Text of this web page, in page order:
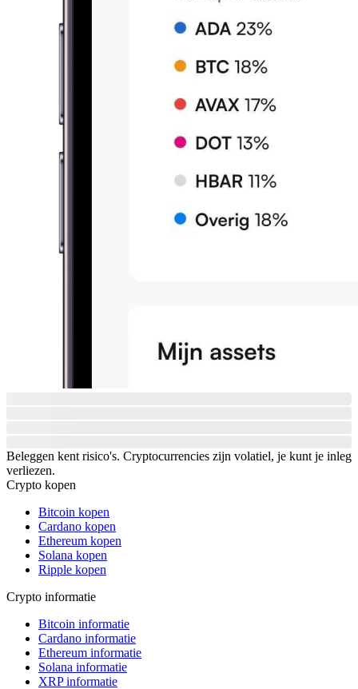
Beleggen kent risico's. Cryptocurrencies zijn volatiel, je kunt je inleg
verliezen.
Crypto kopen
Bitcoin kopen
Cardano kopen
Ethereum kopen
Solana kopen
Ripple kopen
Crypto informatie
Bitcoin informatie
Cardano informatie
Ethereum informatie
Solana informatie
XRP informatie